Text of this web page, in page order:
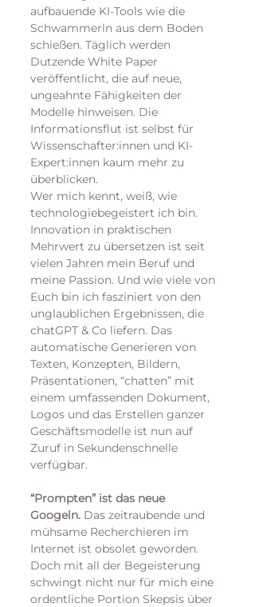
aufbauende KI-Tools wie die
Schwammerln aus dem Boden
schießen. Täglich werden
Dutzende White Paper
veröffentlicht, die auf neue,
ungeahnte Fähigkeiten der
Modelle hinweisen. Die
Informationsflut ist selbst für
Wissenschafter:innen und KI-
Expert:innen kaum mehr zu
überblicken.
Wer mich kennt, weiß, wie
technologiebegeistert ich bin.
Innovation in praktischen
Mehrwert zu übersetzen ist seit
vielen Jahren mein Beruf und
meine Passion. Und wie viele von
Euch bin ich fasziniert von den
unglaublichen Ergebnissen, die
chatGPT & Co liefern. Das
automatische Generieren von
Texten, Konzepten, Bildern,
Präsentationen, “chatten” mit
einem umfassenden Dokument,
Logos und das Erstellen ganzer
Geschäftsmodelle ist nun auf
Zuruf in Sekundenschnelle
verfügbar.
“Prompten” ist das neue
Googeln. Das zeitraubende und
mühsame Recherchieren im
Internet ist obsolet geworden.
Doch mit all der Begeisterung
schwingt nicht nur für mich eine
ordentliche Portion Skepsis über